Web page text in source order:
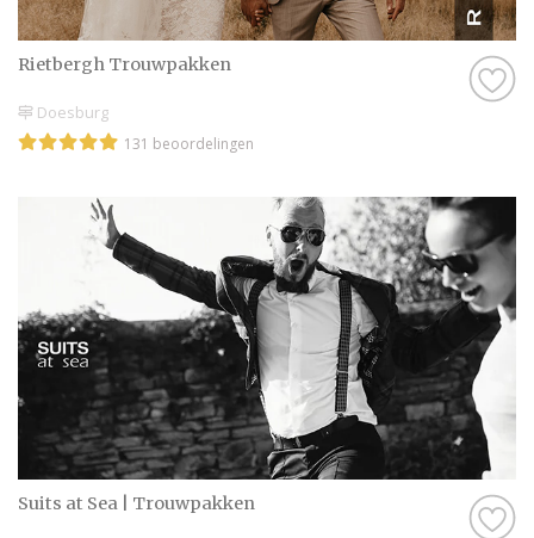
informatie op Trouwen.nl! Wij wensen jullie
alvast een geweldige tijd toe!
Rietbergh Trouwpakken
Doesburg
131 beoordelingen
Suits at Sea | Trouwpakken